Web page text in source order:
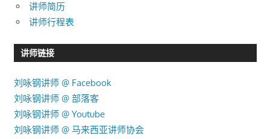
讲师简历
讲师行程表
讲师链接
刘咏钢讲师 @ Facebook
刘咏钢讲师 @ 部落客
刘咏钢讲师 @ Youtube
刘咏钢讲师 @ 马来西亚讲师协会